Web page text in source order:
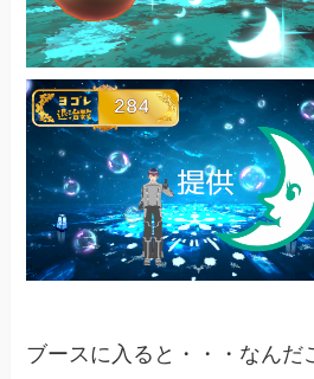
ブースに入ると・・・なんだ